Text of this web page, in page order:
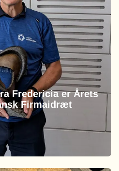
Fredericia er Årets
Firmaidræt